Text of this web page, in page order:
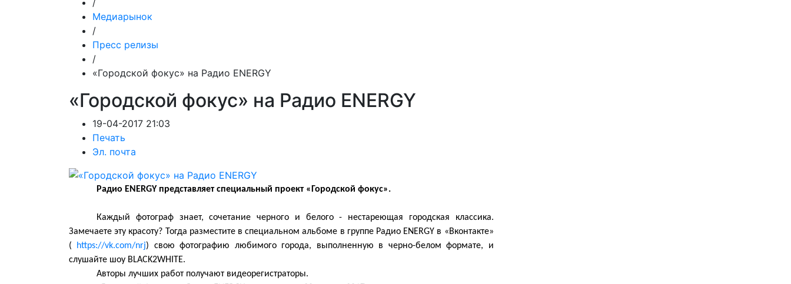
/
Медиарынок
/
Пресс релизы
/
«Городской фокус» на Радио ENERGY
«Городской фокус» на Радио ENERGY
19-04-2017 21:03
Печать
Эл. почта
Радио ENERGY представляет специальный проект «Городской фокус».
Каждый фотограф знает, сочетание черного и белого - нестареющая городская классика.
Замечаете эту красоту? Тогда разместите в специальном альбоме в группе Радио ENERGY в «Вконтакте»
(
https://vk.com/nrj) свою фотографию любимого города, выполненную в черно-белом формате, и
слушайте шоу BLACK2WHITE.
Авторы лучших работ получают видеорегистраторы.